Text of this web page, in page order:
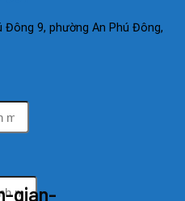
Đông 9, phường An Phú Đông,
gian-